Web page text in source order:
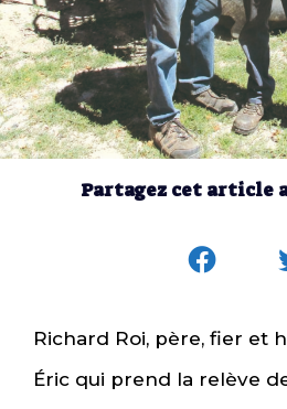
Partagez cet article
Richard Roi, père, fier et
Éric qui prend la relève